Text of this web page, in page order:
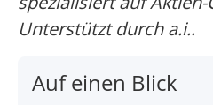
Unterstützt durch a.i..
Auf einen Blick